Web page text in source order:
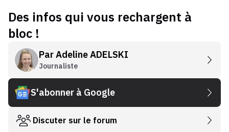
Des infos qui vous rechargent à
bloc !
ParAdeline ADELSKI
Journaliste
S'abonner à Google
Discuter sur le forum